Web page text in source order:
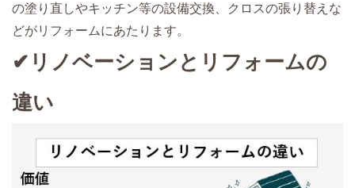
の塗り直しやキッチン等の設備交換、クロスの張り替えな
どがリフォームにあたります。
✔リノベーションとリフォームの
違い